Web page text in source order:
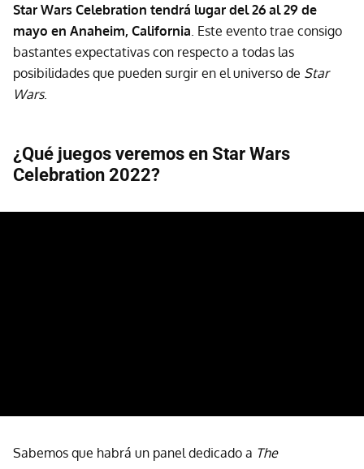
Star Wars Celebration tendrá lugar del 26 al 29 de
mayo en Anaheim, California . Este evento trae consigo
bastantes expectativas con respecto a todas las
posibilidades que pueden surgir en el universo de Star
Wars.
¿Qué juegos veremos en Star Wars
Celebration 2022?
Sabemos que habrá un panel dedicado a The